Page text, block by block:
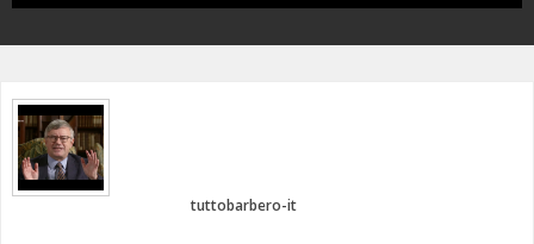
IL TEMPO E LA STORIA
tuttobarbero-it